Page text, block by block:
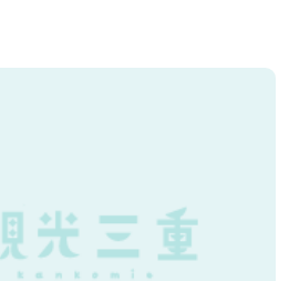
菜の販売が行われています。 また、
助が必要な高齢者の利用に特化した
フリー、車いす対応の貸切風呂、リフ